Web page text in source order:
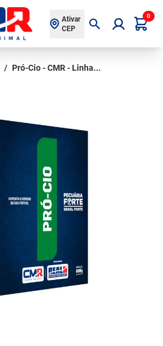
Ativar
CEP
0
/ Pró-Cio - CMR - Linha...